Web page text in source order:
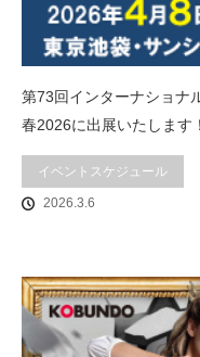
第73回インターナショナ
春2026に出展いたします！
イベントスケジュール
2026.3.6